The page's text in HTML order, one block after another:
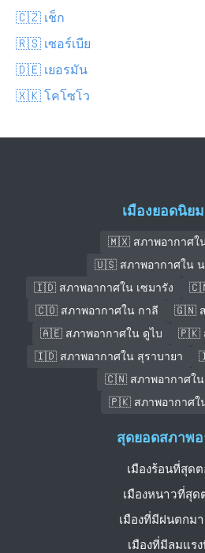
🇨🇿 เช็ก
🇷🇸 เซอร์เบีย
🇩🇪 เยอรมัน
🇽🇰 โคโซโว
เมืองยอดนิย
🇲🇽 สภาพอากาศใน
🇺🇸 สภาพอากาศใน น
🇮🇩 สภาพอากาศใน เซมารัง
🇨🇴 สภาพอากาศใน กาลี
🇬🇳 ส
🇦🇪 สภาพอากาศใน ดูไบ
🇵🇰
🇮🇩 สภาพอากาศใน สุราบายา
🇨🇳 สภาพอากาศใน
🇵🇰 สภาพอากาศใ
สุดยอดสภาพ
เมืองร้อนที่สุด
เมืองหนาวที่สุด
เมืองที่มีฝนตกม
เมืองที่มีลมแร